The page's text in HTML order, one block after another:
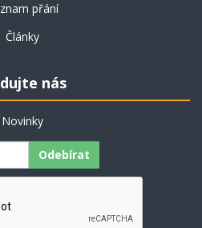
přání
Články
nás
Novinky
Odebírat